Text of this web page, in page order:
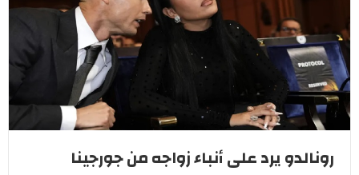
رونالدو يرد على أنباء زواجه من جورجينا